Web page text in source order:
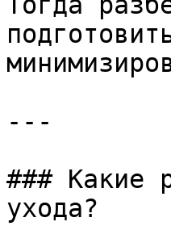
---
### Какие
ухода?